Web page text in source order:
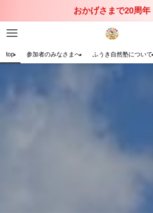
おかげさまで20周年
top 参加者のみなさまへ ふうき自然塾について